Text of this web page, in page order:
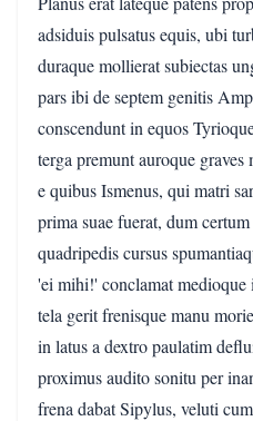
adsiduis pulsatus equis, ubi
duraque mollierat subiectas
pars ibi de septem genitis
conscendunt in equos
terga premunt auroque graves
e quibus Ismenus, qui matri
prima suae fuerat, dum
quadripedis cursus
'ei mihi!' conclamat medioque
tela gerit frenisque manu
in latus a dextro paulatim
proximus audito sonitu per
frena dabat Sipylus, veluti